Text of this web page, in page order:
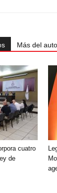
Más del
cuatro
de